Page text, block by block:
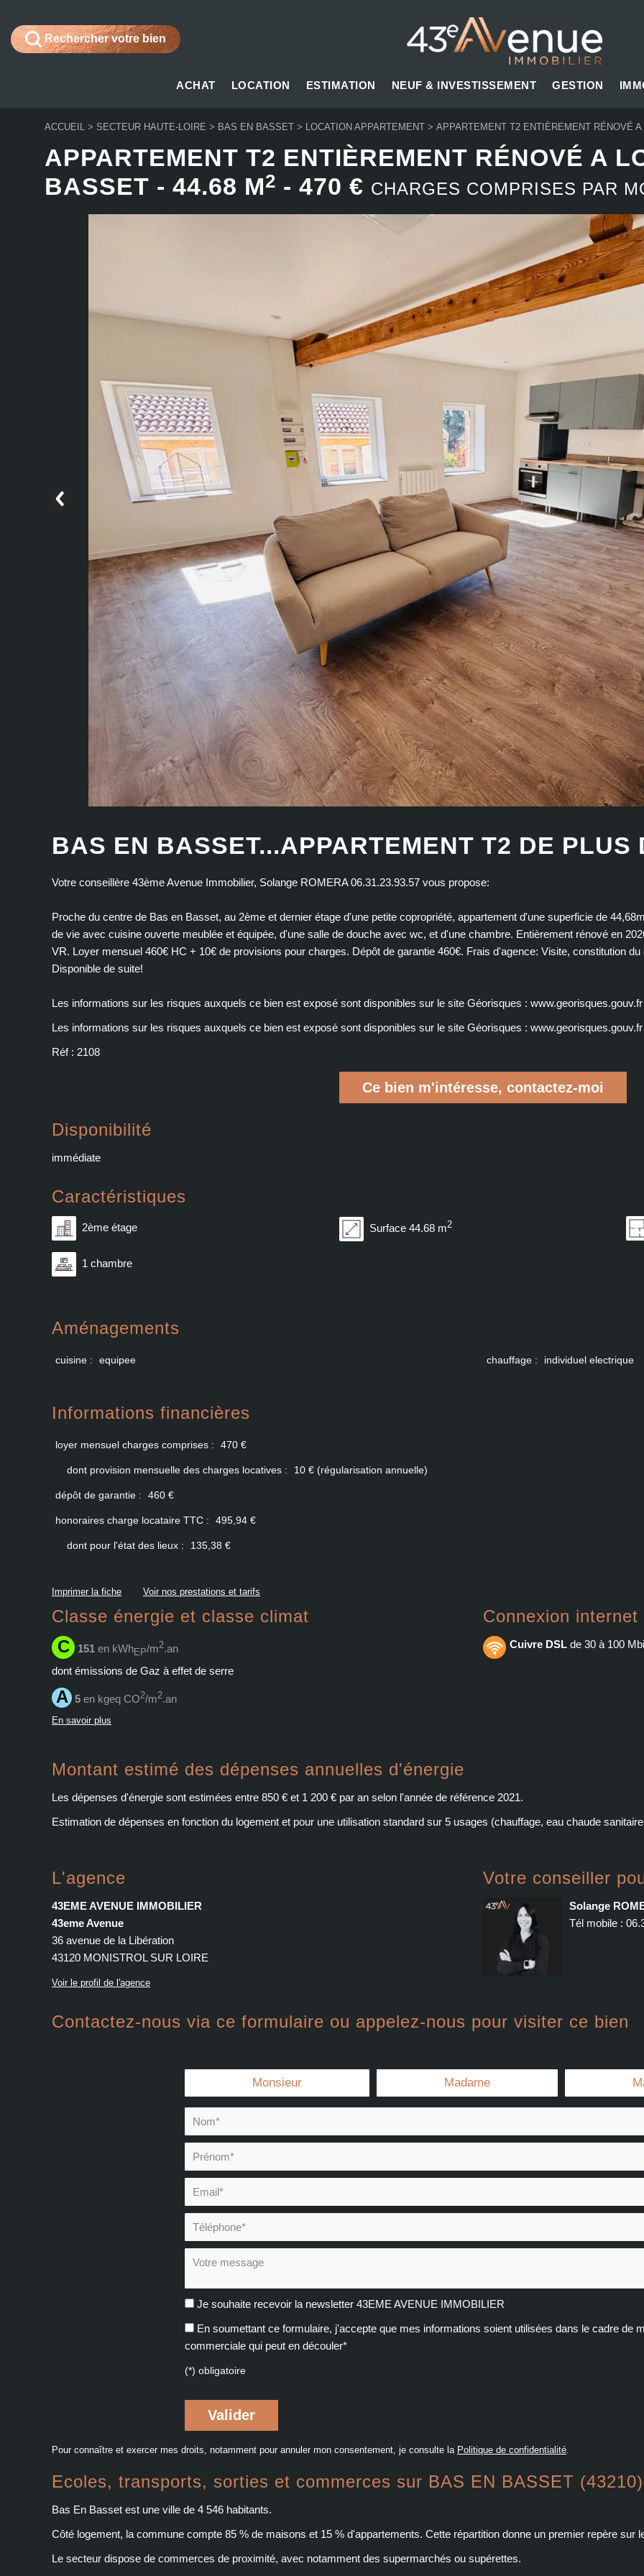
Rechercher votre bien
ACHAT LOCATION ESTIMATION NEUF & INVESTISSEMENT GESTION
ACCUEIL > SECTEUR HAUTE-LOIRE > BAS EN BASSET > LOCATION APPARTEMENT > APPARTEMENT T2 ENTIÈREMENT RÉNOVÉ
APPARTEMENT T2 ENTIÈREMENT RÉNOVÉ A
BASSET - 44.68 M2 - 470 € CHARGES COMPRISES PAR
BAS EN BASSET...APPARTEMENT T2 DE PLUS
Votre conseillère 43ème Avenue Immobilier, Solange ROMERA 06.31.23.93.57 vous propose:
Proche du centre de Bas en Basset, au 2ème et dernier étage d'une petite copropriété, appartement d'une superficie de
de vie avec cuisine ouverte meublée et équipée, d'une salle de douche avec wc, et d'une chambre. Entièrement rénové en
VR. Loyer mensuel 460€ HC + 10€ de provisions pour charges. Dépôt de garantie 460€. Frais d'agence: Visite, constitution
Disponible de suite!
Les informations sur les risques auxquels ce bien est exposé sont disponibles sur le site Géorisques : www.georisques.gouv.fr
Les informations sur les risques auxquels ce bien est exposé sont disponibles sur le site Géorisques : www.georisques.gouv.fr
Réf : 2108
Ce bien m'intéresse, contactez-moi
Disponibilité
immédiate
Caractéristiques
2ème étage Surface 44.68 m2
1 chambre
Aménagements
cuisine : equipee chauffage : individuel electrique
Informations financières
loyer mensuel charges comprises : 470 €
dont provision mensuelle des charges locatives : 10 € (régularisation annuelle)
dépôt de garantie : 460 €
honoraires charge locataire TTC : 495,94 €
dont pour l'état des lieux : 135,38 €
Imprimer la fiche Voir nos prestations et tarifs
Classe énergie et classe climat
C
151 en kWhEP/m2.an
dont émissions de Gaz à effet de serre
A 5 en kgeq CO2/m2.an
En savoir plus
Connexion internet
Cuivre DSL de 30 à 100
Montant estimé des dépenses annuelles d'énergie
Les dépenses d'énergie sont estimées entre 850 € et 1 200 € par an selon l'année de référence 2021.
Estimation de dépenses en fonction du logement et pour une utilisation standard sur 5 usages (chauffage, eau chaude
L'agence
43EME AVENUE IMMOBILIER
43eme Avenue
36 avenue de la Libération
43120 MONISTROL SUR LOIRE
Voir le profil de l'agence
Votre conseiller
Solange
Tél mobile :
Contactez-nous via ce formulaire ou appelez-nous pour visiter ce bien
Monsieur Madame
Nom* :
Prénom* :
Email* :
Téléphone* :
Votre message :
Je souhaite recevoir la newsletter 43EME AVENUE IMMOBILIER
En soumettant ce formulaire, j'accepte que mes informations soient utilisées dans le cadre de
commerciale qui peut en découler*
(*) obligatoire
Pour connaître et exercer mes droits, notamment pour annuler mon consentement, je consulte la Politique de confidentialité
Ecoles, transports, sorties et commerces sur BAS EN BASSET (43210)
Bas En Basset est une ville de 4 546 habitants.
Côté logement, la commune compte 85 % de maisons et 15 % d'appartements. Cette répartition donne un premier repère sur
Le secteur dispose de commerces de proximité, avec notamment des supermarchés ou supérettes.